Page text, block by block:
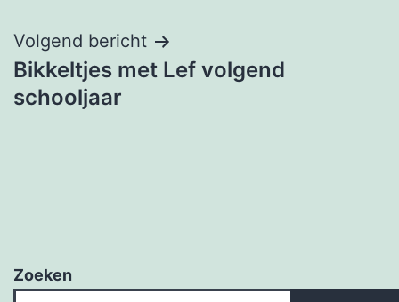
Volgend bericht
Bikkeltjes met Lef volgend
schooljaar
Zoeken